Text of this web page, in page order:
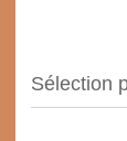
Sélection